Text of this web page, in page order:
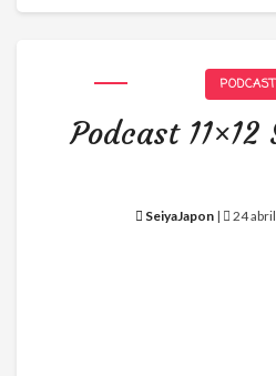
PODCAST
Podcast 11×12
SeiyaJapon| 24